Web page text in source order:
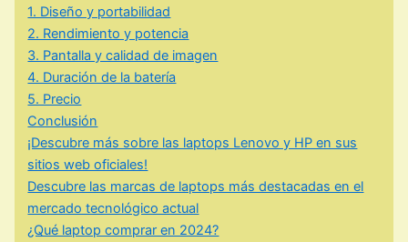
1. Diseño y portabilidad
2. Rendimiento y potencia
3. Pantalla y calidad de imagen
4. Duración de la batería
5. Precio
Conclusión
¡Descubre más sobre las laptops Lenovo y HP en sus
sitios web oficiales!
Descubre las marcas de laptops más destacadas en el
mercado tecnológico actual
¿Qué laptop comprar en 2024?